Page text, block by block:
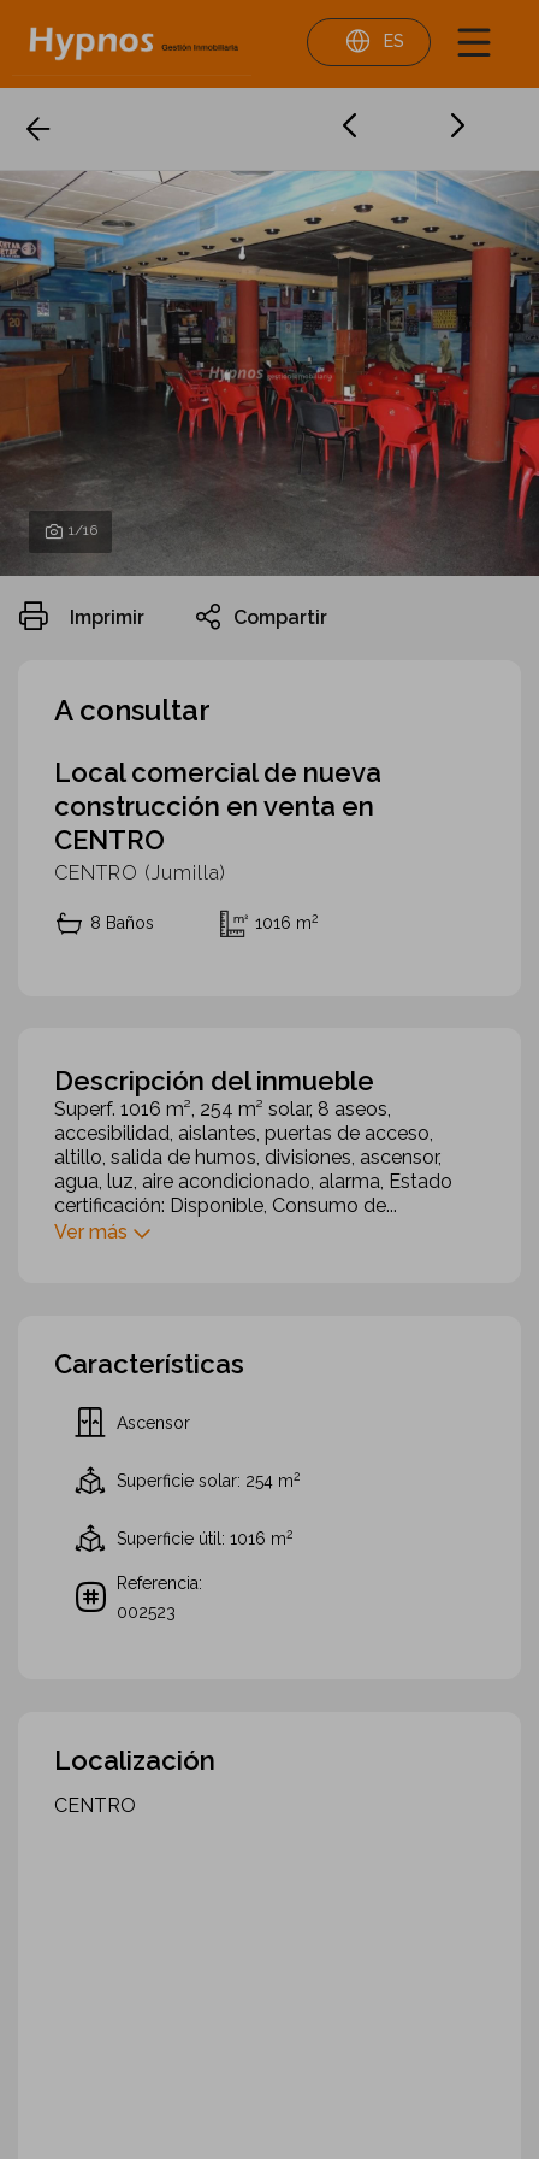
ES
A consultar
Local comercial de nueva
construcción en venta en
CENTRO
CENTRO (Jumilla)
8 Baños 1016 m2
Imprimir Compartir
1/16
Descripción del inmueble
Superf. 1016 m², 254 m² solar, 8 aseos,
accesibilidad, aislantes, puertas de acceso,
altillo, salida de humos, divisiones, ascensor,
agua, luz, aire acondicionado, alarma, Estado
certificación: Disponible, Consumo de...
Ver más
Características
Ascensor
Superficie solar: 254 m2
Superficie útil: 1016 m2
Referencia:
002523
Localización
CENTRO